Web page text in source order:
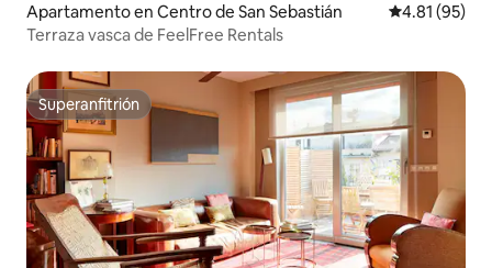
Apartamento en Centro de San Sebastián Calificación
4.81 (95)
Terraza vasca de FeelFree Rentals
Superanfitrión
Superanfitrión